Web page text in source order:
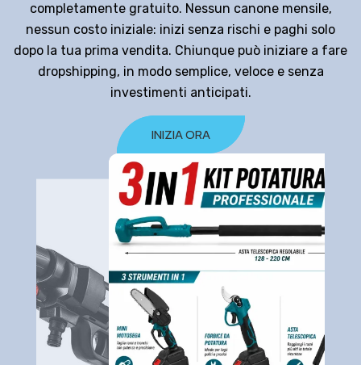
completamente gratuito. Nessun canone mensile,
nessun costo iniziale: inizi senza rischi e paghi solo
dopo la tua prima vendita. Chiunque può iniziare a fare
dropshipping, in modo semplice, veloce e senza
investimenti anticipati.
INIZIA ORA